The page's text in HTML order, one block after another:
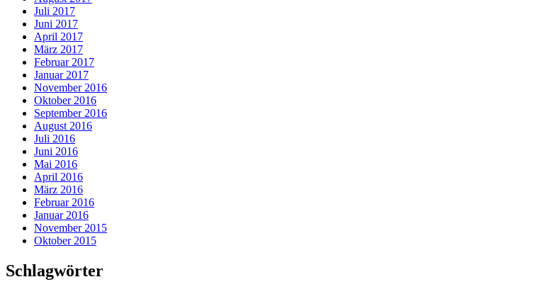
Juli 2017
Juni 2017
April 2017
März 2017
Februar 2017
Januar 2017
November 2016
Oktober 2016
September 2016
August 2016
Juli 2016
Juni 2016
Mai 2016
April 2016
März 2016
Februar 2016
Januar 2016
November 2015
Oktober 2015
Schlagwörter